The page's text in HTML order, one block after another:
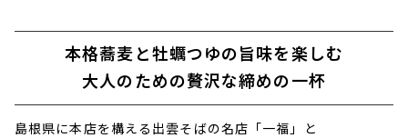
本格蕎麦と牡蠣つゆの旨味を楽しむ
大人のための贅沢な締めの一杯
島根県に本店を構える出雲そばの名店「一福」と